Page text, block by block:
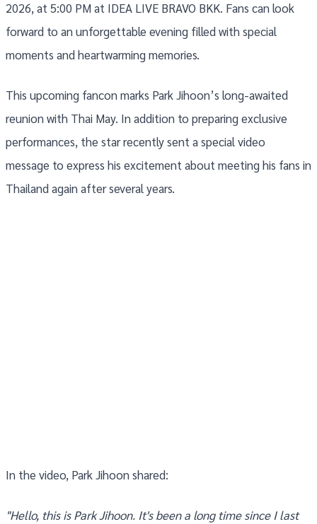
2026, at 5:00 PM at IDEA LIVE BRAVO BKK. Fans can look
forward to an unforgettable evening filled with special
moments and heartwarming memories.
This upcoming fancon marks Park Jihoon’s long-awaited
reunion with Thai May. In addition to preparing exclusive
performances, the star recently sent a special video
message to express his excitement about meeting his fans in
Thailand again after several years.
In the video, Park Jihoon shared:
"Hello, this is Park Jihoon. It's been a long time since I last